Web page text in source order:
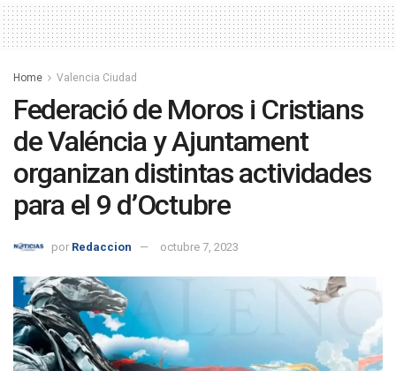
Home Valencia Ciudad
Federació de Moros i Cristians
de Valéncia y Ajuntament
organizan distintas actividades
para el 9 d’Octubre
por Redaccion octubre 7, 2023